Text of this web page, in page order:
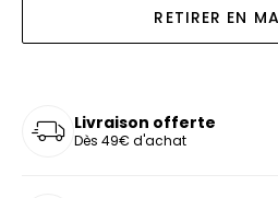
RETIRER EN
Livraison offerte
Dès 49€ d'achat